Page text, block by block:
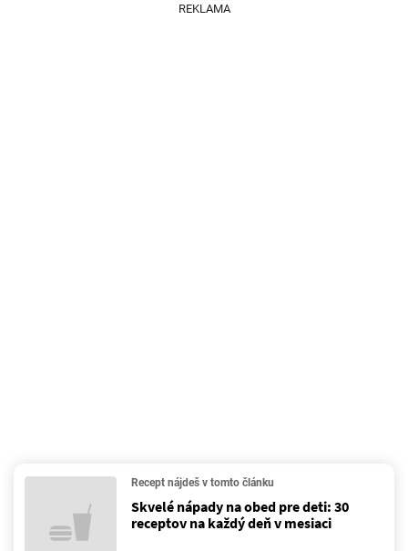
REKLAMA
Recept nájdeš v tomto článku
Skvelé nápady na obed pre deti: 30
receptov na každý deň v mesiaci